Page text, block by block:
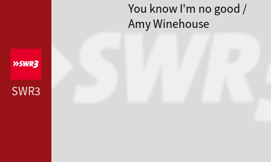
SWR3
You know I'm no good /
Amy Winehouse